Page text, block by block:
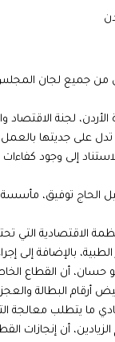
لجان المجلس
لجنة الاقتصاد
على جديتها
إلى وجود
الحاج توفيق،
الاقتصادية التي
بالإضافة إلى
أبو حسان، أن
أرقام البطالة
ما يتطلب معالجة
أن